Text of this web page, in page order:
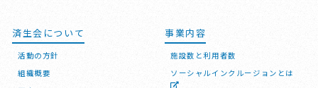
済生会について
活動の方針
組織概要
事業内容
施設数と利用者数
ソーシャルインクルージョンとは